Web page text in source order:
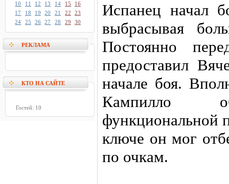
10
11 12 13 14 15
16
17
18 19 20 21 22
23
24
25 26 27 28 29 30
РЕКЛАМА
КТО НА САЙТЕ
Гостей: 10
Испанец начал
выбрасывая
Постоянно
предоставил
начале боя.
Кампилло
функциональной
ключе он мог
по очкам.